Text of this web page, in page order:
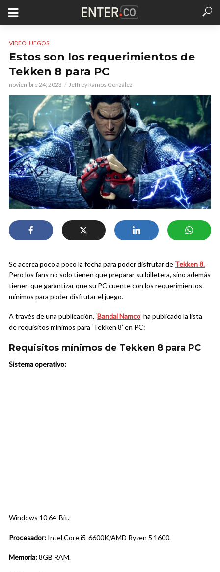
VIDEOJUEGOS
Estos son los requerimientos de
Tekken 8 para PC
noviembre 24, 2023 Jeffrey Ramos González
Se acerca poco a poco la fecha para poder disfrutar de Tekken 8.
Pero los fans no solo tienen que preparar su billetera, sino además
tienen que garantizar que su PC cuente con los requerimientos
mínimos para poder disfrutar el juego.
A través de una publicación, ‘Bandai Namco’ ha publicado la lista
de requisitos mínimos para ‘Tekken 8’ en PC:
Requisitos mínimos de Tekken 8 para PC
Sistema operativo:
Windows 10 64-Bit.
Procesador: Intel Core i5-6600K/AMD Ryzen 5 1600.
Memoria:8GB RAM.